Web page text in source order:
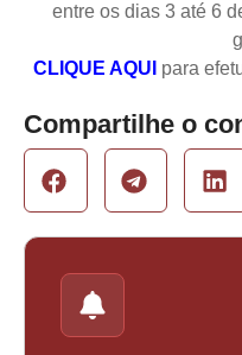
entre os dias 3 até 6
CLIQUE AQUI para
Compartilhe o